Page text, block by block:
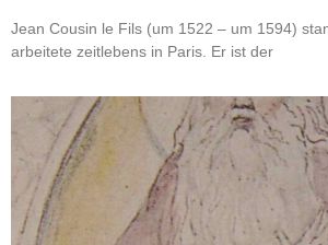
Jean Cousin le Fils (um 1522 – um 1594)
arbeitete zeitlebens in Paris. Er ist der